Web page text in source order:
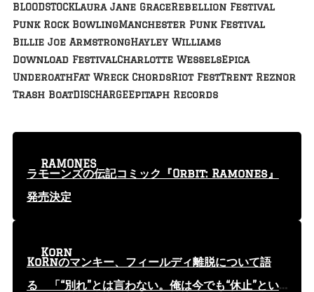
BLOODSTOCKLaura Jane GraceRebellion Festival
Punk Rock BowlingManchester Punk Festival
Billie Joe ArmstrongHayley Williams
Download FestivalCharlotte WesselsEpica
UnderoathFat Wreck ChordsRiot FestTrent Reznor
Trash BoatDISCHARGEEpitaph Records
ラモーンズの伝記コミック『Orbit: Ramones』
発売決定
RAMONES
KoRnのマンキー、フィールディ離脱について語
る 「“別れ”とは言わない。俺は今でも“休止”とい
Korn